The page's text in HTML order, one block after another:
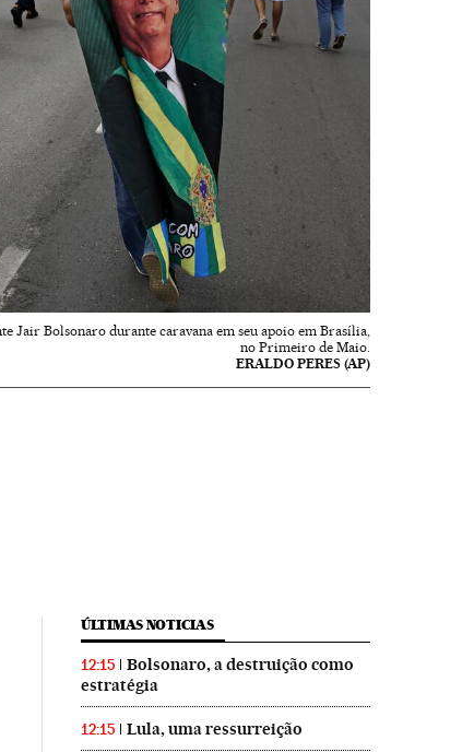
Jair Bolsonaro durante caravana em seu apoio em Brasília,
no Primeiro de Maio.
ERALDO PERES (AP)
ÚLTIMAS NOTICIAS
12:15
Bolsonaro, a destruição como
estratégia
12:15 Lula, uma ressurreição